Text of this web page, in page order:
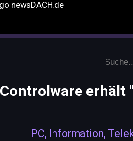
Controlware erhält
PC, Information,